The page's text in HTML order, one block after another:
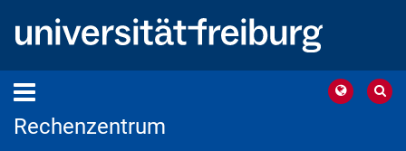
Rechenzentrum